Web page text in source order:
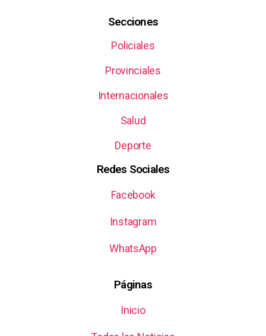
Secciones
Policiales
Provinciales
Internacionales
Salud
Deporte
Redes Sociales
Facebook
Instagram
WhatsApp
Páginas
Inicio